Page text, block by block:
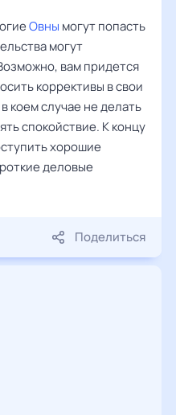
Овны могут попасть
могут
вам придется
коррективы в свои
коем случае не делать
спокойствие. К концу
хорошие
деловые
Поделиться